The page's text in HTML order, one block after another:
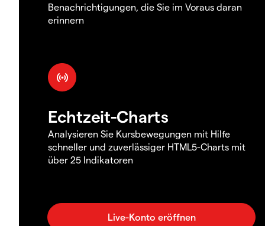
Benachrichtigungen, die Sie im Voraus daran
erinnern
Echtzeit-Charts
Analysieren Sie Kursbewegungen mit Hilfe
schneller und zuverlässiger HTML5-Charts mit
über 25 Indikatoren